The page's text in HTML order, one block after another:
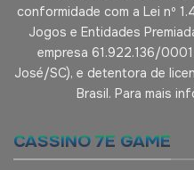
conformidade com a Lei nº
Jogos e Entidades
empresa 61.922.136/
José/SC), e detentora de
Brasil. Para mais
CASSINO 7E GAME